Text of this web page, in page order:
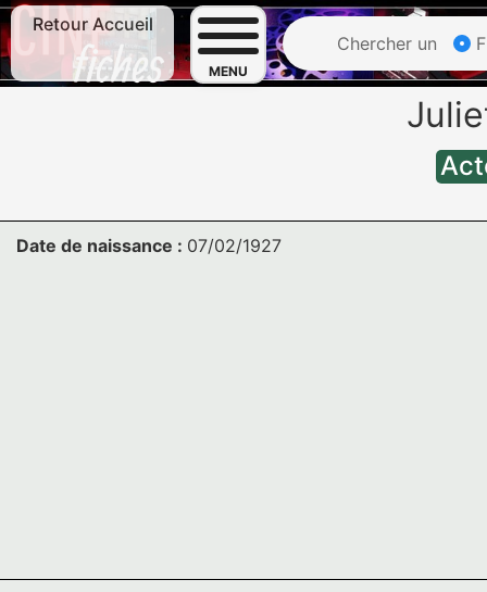
Retour Accueil
MENU
Chercher un
Date de naissance : 07/02/1927